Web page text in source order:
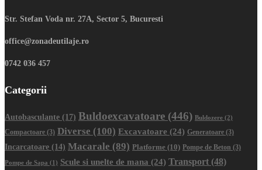
Str. Stefan Voda nr. 27A, Sector 5, Bucuresti
office@zonadeutilaje.ro
0742 036 457
Categorii
Autobasculante (17) Buldoexcavatoare (446) Buldozere (2)
Compactoare (3) Diverse (100) Excavatoare (24) Generatoare (3)
Incarcatoare (14) Macarale (89) Platforme (10) Pompe de Beton (3)
Pompe de Sapa (1) Scule si unelte de mana (24) Transport (48)